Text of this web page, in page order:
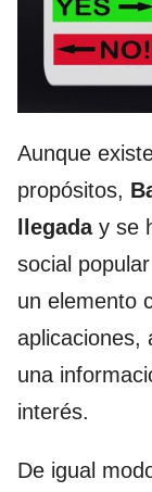
Aunque
propósitos,
llegaday se
social
un elemento
aplicaciones,
una
interés.
De igual